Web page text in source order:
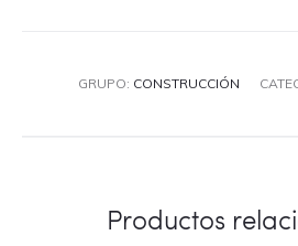
GRUPO: CONSTRUCCIÓN
Productos